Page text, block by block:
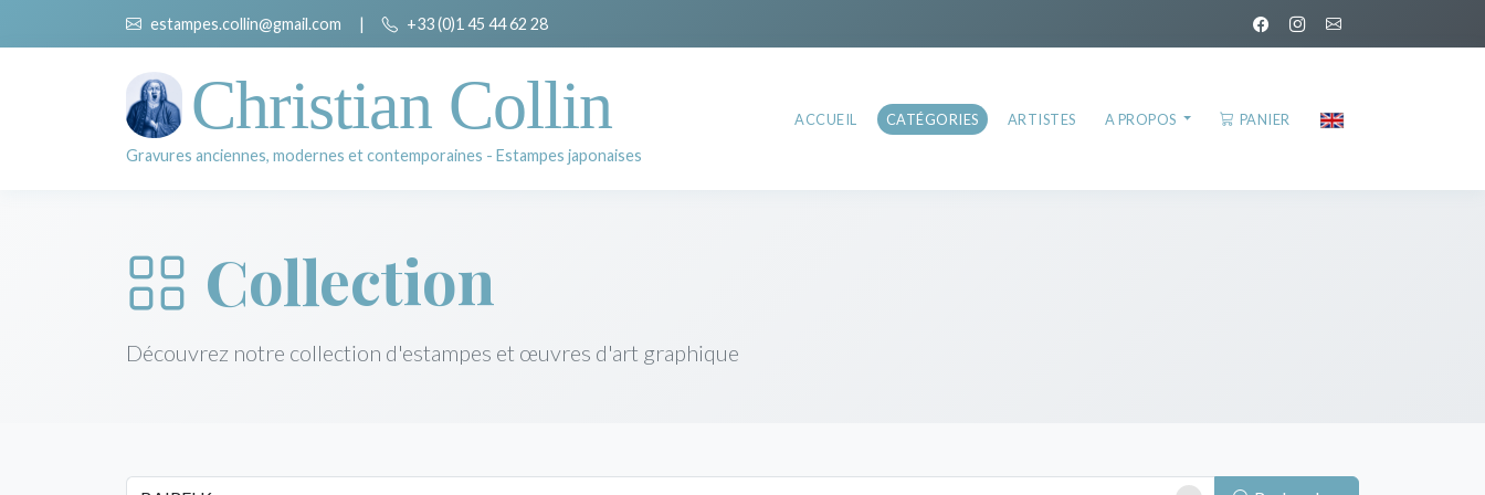
estampes.collin@gmail.com | +33 (0)1 45 44 62 28
Christian Collin
Gravures anciennes, modernes et contemporaines - Estampes japonaises
ACCUEIL CATÉGORIES ARTISTES A PROPOS PANIER
Collection
Découvrez notre collection d'estampes et œuvres d'art graphique